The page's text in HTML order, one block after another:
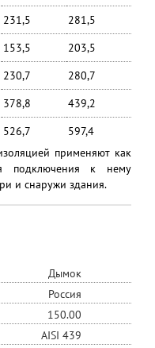
231,5
281,5
153,5
203,5
230,7
280,7
378,8
439,2
526,7
597,4
применяют как
подключения к нему
и снаружи здания.
Дымок
Россия
150.00
AISI 439